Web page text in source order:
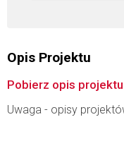
Opis Projektu
Pobierz opis projektu
Uwaga - opisy